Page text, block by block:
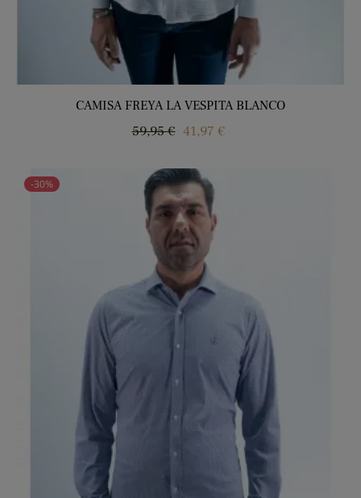
CAMISA FREYA LA VESPITA BLANCO
Precio
59,95 € Precio
41,97 €
-30%